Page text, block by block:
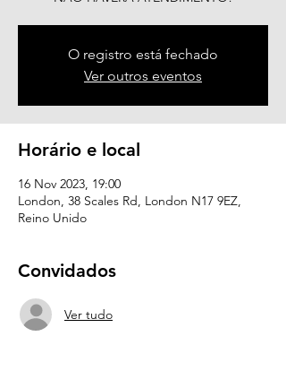
O registro está fechado
Ver outros eventos
Horário e local
16 Nov 2023, 19:00
London, 38 Scales Rd, London N17 9EZ,
Reino Unido
Convidados
Ver tudo